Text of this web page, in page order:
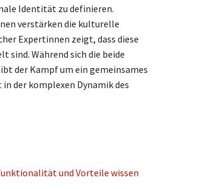
Identität zu definieren.
verstärken die kulturelle
Expertinnen zeigt, dass diese
Während sich die beide
der Kampf um ein gemeinsames
der komplexen Dynamik des
und Vorteile wissen